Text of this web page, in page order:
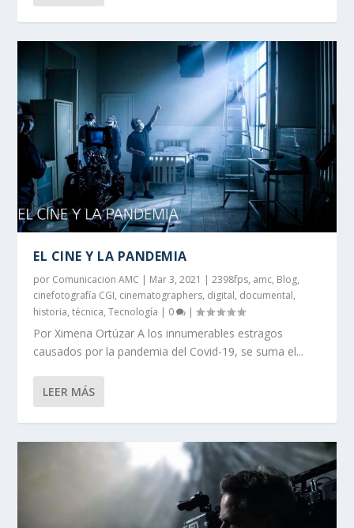
EL CINE Y LA PANDEMIA
por Comunicacion AMC | Mar 3, 2021 |2398fps, amc, Blog,
cinefotografía CGI, cinematographers, digital, documental,
historia,técnica,Tecnología | 0 |
Por Ximena Ortúzar A los innumerables estragos
causados por la pandemia del Covid-19, se suma el...
LEER MÁS